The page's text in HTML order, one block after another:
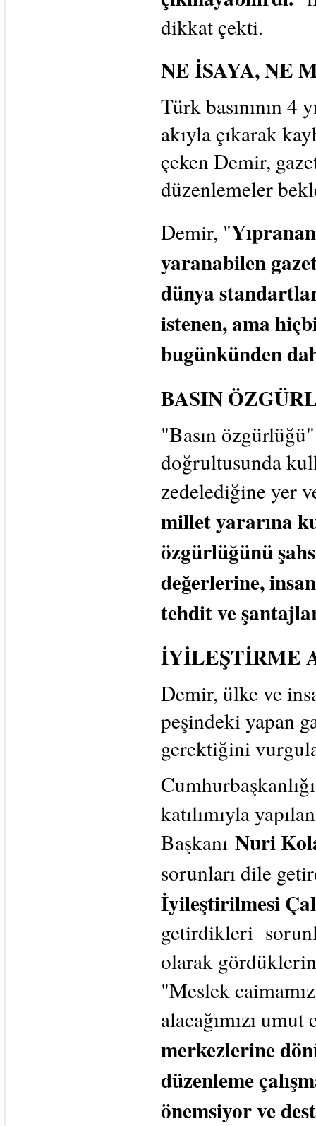
dikkat çekti.
NE İSAYA, NE
Türk basınının 4
akıyla çıkarak
çeken Demir,
düzenlemeler
Demir, "
yaranabilen
dünya
istenen, ama
bugünkünden
BASIN
"Basın
doğrultusunda
zedelediğine yer
millet yararına
özgürlüğünü
değerlerine,
tehdit ve
İYİLEŞTİRME
Demir, ülke ve
peşindeki yapan
gerektiğini
katılımıyla
Başkanı Nuri
sorunları dile
İyileştirilmesi
getirdikleri
olarak
"Meslek
alacağımızı
merkezlerine
düzenleme
önemsiyor ve